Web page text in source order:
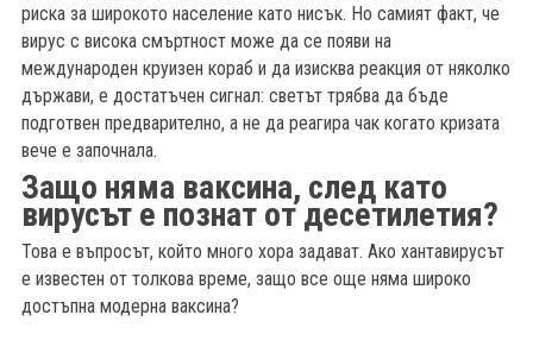
риска за широкото население като нисък. Но самият факт, че
вирус с висока смъртност може да се появи на
международен круизен кораб и да изисква реакция от няколко
държави, е достатъчен сигнал: светът трябва да бъде
подготвен предварително, а не да реагира чак когато кризата
вече е започнала.
Защо няма ваксина, след като
вирусът е познат от десетилетия?
Това е въпросът, който много хора задават. Ако хантавирусът
е известен от толкова време, защо все още няма широко
достъпна модерна ваксина?